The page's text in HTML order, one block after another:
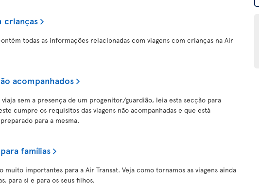
crianças
todas as informações relacionadas com viagens com crianças na Air
acompanhados
viaja sem a presença de um progenitor/guardião, leia esta secção para
cumpre os requisitos das viagens não acompanhadas e que está
para a mesma.
famílias
muito importantes para a Air Transat. Veja como tornamos as viagens ainda
para si e para os seus filhos.